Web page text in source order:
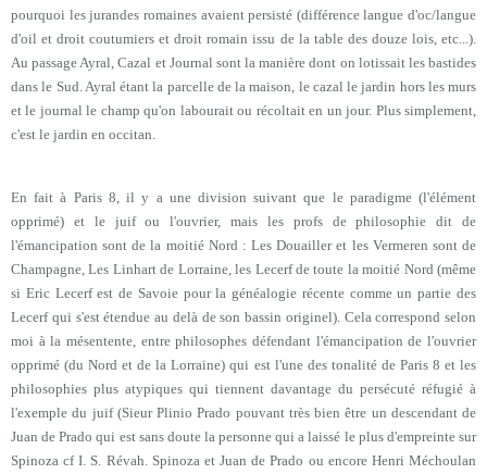
pourquoi les jurandes romaines avaient persisté (différence langue d'oc/langue
d'oil et droit coutumiers et droit romain issu de la table des douze lois, etc...).
Au passage Ayral, Cazal et Journal sont la manière dont on lotissait les bastides
dans le Sud. Ayral étant la parcelle de la maison, le cazal le jardin hors les murs
et le journal le champ qu'on labourait ou récoltait en un jour. Plus simplement,
c'est le jardin en occitan.
En fait à Paris 8, il y a une division suivant que le paradigme (l'élément
opprimé) et le juif ou l'ouvrier, mais les profs de philosophie dit de
l'émancipation sont de la moitié Nord : Les Douailler et les Vermeren sont de
Champagne, Les Linhart de Lorraine, les Lecerf de toute la moitié Nord (même
si Eric Lecerf est de Savoie pour la généalogie récente comme un partie des
Lecerf qui s'est étendue au delà de son bassin originel). Cela correspond selon
moi à la mésentente, entre philosophes défendant l'émancipation de l'ouvrier
opprimé (du Nord et de la Lorraine) qui est l'une des tonalité de Paris 8 et les
philosophies plus atypiques qui tiennent davantage du persécuté réfugié à
l'exemple du juif (Sieur Plinio Prado pouvant très bien être un descendant de
Juan de Prado qui est sans doute la personne qui a laissé le plus d'empreinte sur
Spinoza cf I. S. Révah. Spinoza et Juan de Prado ou encore Henri Méchoulan